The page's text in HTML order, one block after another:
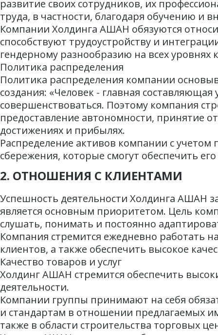
развитие своих сотрудников, их
труда, в частности, благодаря обучению и
Компании Холдинга АШАН обязуются
способствуют трудоустройству и
гендерному разнообразию на всех уровнях
Политика распределения
Политика распределения компании
создания: «Человек - главная
совершенствоваться. Поэтому компания
предоставление автономности, принятие
достижениях и прибылях.
Распределение активов компании с
сбережения, которые смогут обеспечить
2. ОТНОШЕНИЯ С КЛИЕНТАМИ
Успешность деятельности Холдинга АШАН
является основным приоритетом. Цель
слушать, понимать и постоянно
Компания стремится ежедневно работать
клиентов, а также обеспечить высокое
Качество товаров и услуг
Холдинг АШАН стремится обеспечить
деятельности.
Компании группы принимают на себя
и стандартам в отношении предлагаемых
также в области строительства торговых